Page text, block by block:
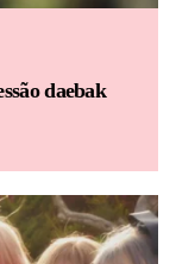
daebak